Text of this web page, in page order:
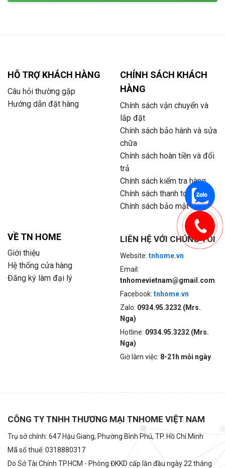
HỖ TRỢ KHÁCH HÀNG
Câu hỏi thường gặp
Hướng dẫn đặt hàng
CHÍNH SÁCH KHÁCH
HÀNG
Chính sách vận chuyển và
lắp đặt
Chính sách bảo hành và sửa
chữa
Chính sách hoàn tiền và đổi
trả
Chính sách kiểm tra hàng
Chính sách thanh toán
Chính sách bảo mật
VỀ TN HOME
Giới thiệu
Hệ thống cửa hàng
Đăng ký làm đại lý
LIÊN HỆ VỚI CHÚNG TÔI
Website: tnhome.vn
Email:
tnhomevietnam@gmail.com
Facebook: tnhome.vn
Zalo: 0934.95.3232 (Mrs.
Nga)
Hotline: 0934.95.3232 (Mrs.
Nga)
Giờ làm việc: 8-21h mỗi ngày
CÔNG TY TNHH THƯƠNG MẠI TNHOME VIỆT NAM
Trụ sở chính: 647 Hậu Giang, Phường Bình Phú, TP. Hồ Chí Minh
Mã số thuế: 0318880317
Do Sở Tài Chính TP.HCM - Phòng ĐKKD cấp lần đầu ngày 22 tháng